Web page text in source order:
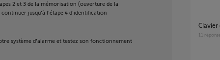
2 et 3 de la mémorisation (ouverture de la
jusqu'à l'étape 4 d’identification
système d'alarme et testez son fonctionnement
11